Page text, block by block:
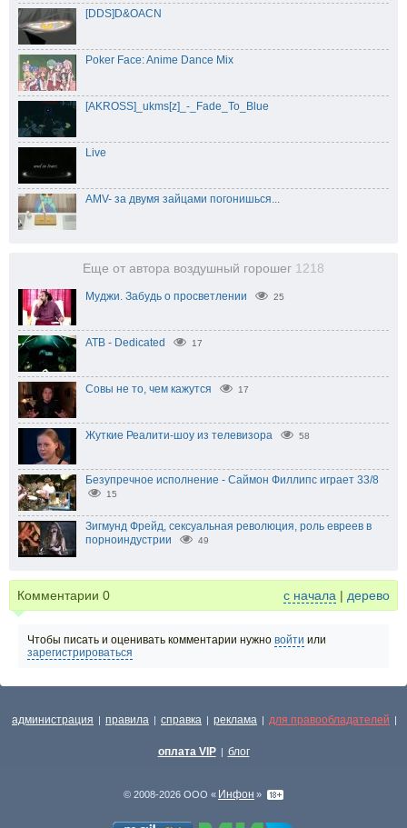
[DDS]D&OACN
Poker Face: Anime Dance Mix
[AKROSS]_ukms[z]_-_Fade_To_Blue
Live
AMV- за двумя зайцами погонишься...
Еще от автора воздушный горошег 1218
Муджи. Забудь о просветлении 25
ATB - Dedicated 17
Совы не то, чем кажутся 17
Жуткие Реалити-шоу из телевизора 58
Безупречное исполнение - Саймон Филлипс играет 33/8
15
Зигмунд Фрейд, сексуальная революция, роль евреев в
порноиндустрии
49
Комментарии 0 с начала | дерево
Чтобы писать и оценивать комментарии нужно войти или
зарегистрироваться
администрация | правила | справка | реклама | для правообладателей |
оплата VIP | блог
© 2008-2026 ООО « Инфон »